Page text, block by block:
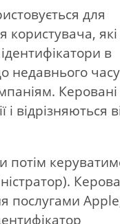
для
користувача, які
в
недавнього часу
Керовані
відрізняються
потім
послугами